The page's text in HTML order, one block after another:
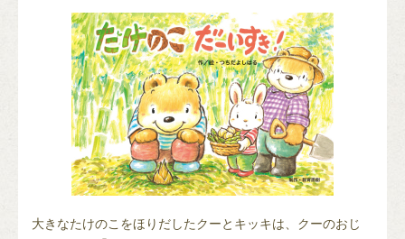
大きなたけのこをほりだしたクーとキッキは、クーのおじ